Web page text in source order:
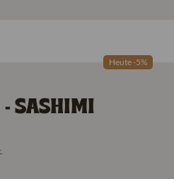
Heute -5%
SASHIMI